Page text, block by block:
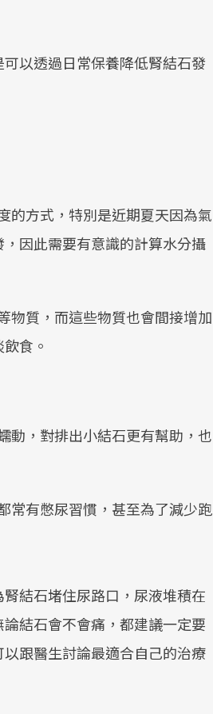
以透過日常保養降低腎結石發
的方式，特別是近期夏天因為氣
因此需要有意識的計算水分攝
物質，而這些物質也會間接增加
食。
動，對排出小結石更有幫助，也
常有憋尿習慣，甚至為了減少跑
結石堵住尿路口，尿液堆積在
結石會不會痛，都建議一定要
跟醫生討論最適合自己的治療